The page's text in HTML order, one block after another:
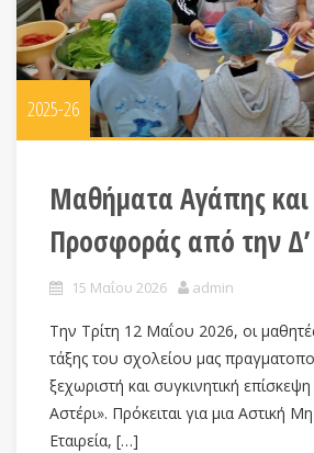
2025-26
Μαθήματα Αγάπης και
Προσφοράς από την
15 Μαΐου 2026 admin
Την Τρίτη 12 Μαΐου 2026, οι
τάξης του σχολείου μας
ξεχωριστή και συγκινητική
Αστέρι». Πρόκειται για μια Αστική
Εταιρεία, […]